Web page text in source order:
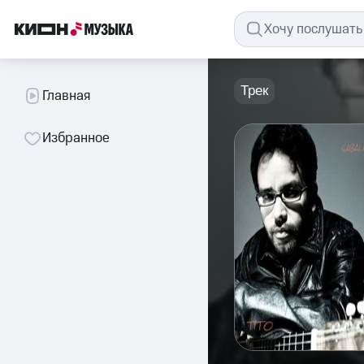
Главная
Избранное
Трек